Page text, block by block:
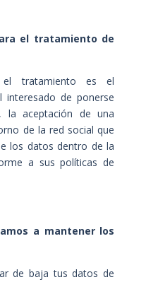
el tratamiento de
el tratamiento es el
interesado de ponerse
aceptación de una
de la red social que
los datos dentro de la
a sus políticas de
a mantener los
de baja tus datos de